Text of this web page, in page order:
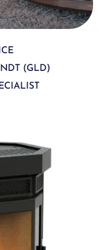
(GLD)